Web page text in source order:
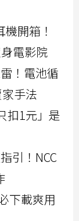
機開箱！
電影院
！電池循
手法
扣1元」是
引！NCC
下載爽用